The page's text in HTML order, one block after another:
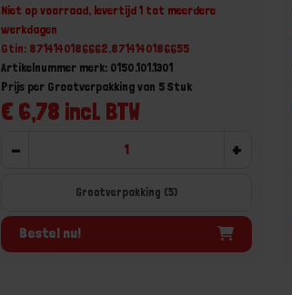
Niet op voorraad, levertijd 1 tot meerdere
werkdagen
Gtin: 8714140186662,8714140186655
Artikelnummer merk: 0150.101.1301
€ 6,78 incl. BTW
Prijs per Grootverpakking van 5 Stuk
- +
Grootverpakking (5)
Bestel nu!